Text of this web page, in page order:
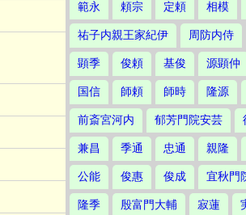
範永 頼宗 定頼 相模
祐子内親王家紀伊 周防内侍
顕季 俊頼 基俊 源顕仲
国信 師頼 師時 隆源
前斎宮河内 郁芳門院安芸
兼昌 季通 忠通 親隆
公能 俊惠 俊成 宜秋門
隆季 殷富門大輔 寂蓮